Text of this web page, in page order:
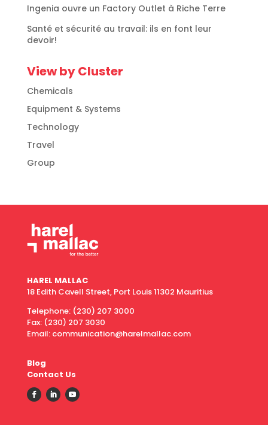
Ingenia ouvre un Factory Outlet à Riche Terre
Santé et sécurité au travail: ils en font leur
devoir!
View by Cluster
Chemicals
Equipment & Systems
Technology
Travel
Group
HAREL MALLAC
18 Edith Cavell Street, Port Louis 11302 Mauritius
Telephone: (230) 207 3000
Fax: (230) 207 3030
Email: communication@harelmallac.com
Blog
Contact Us